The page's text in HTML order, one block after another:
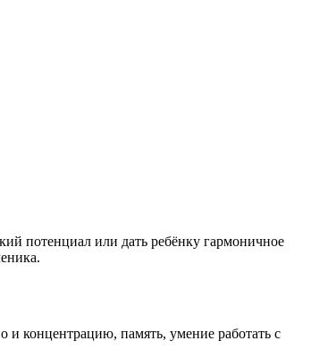
потенциал или дать ребёнку гармоничное
концентрацию, память, умение работать с